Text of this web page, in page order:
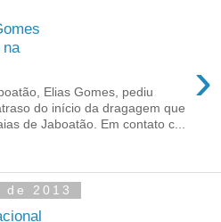
na
›
Elias Gomes, pediu
do início da dragagem que
de Jaboatão. Em contato c...
de 2013